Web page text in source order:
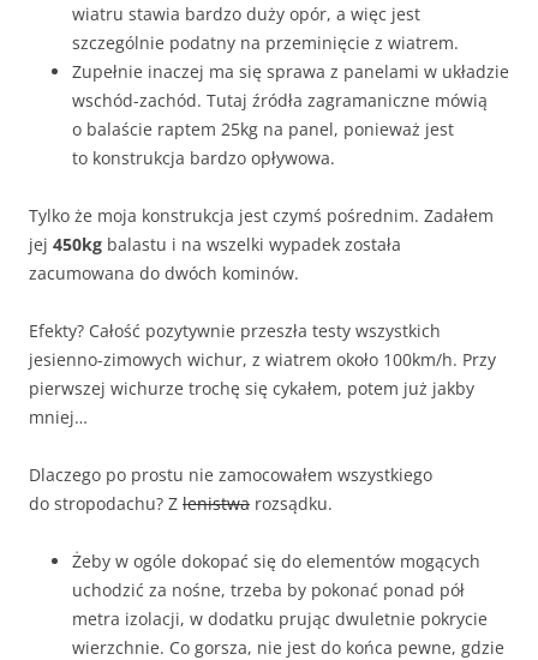
wiatru stawia bardzo duży opór, a więc jest
szczególnie podatny na przeminięcie z wiatrem.
Zupełnie inaczej ma się sprawa z panelami w układzie
wschód-zachód. Tutaj źródła zagramaniczne mówią
o balaście raptem 25kg na panel, ponieważ jest
to konstrukcja bardzo opływowa.
Tylko że moja konstrukcja jest czymś pośrednim. Zadałem
jej 450kg balastu i na wszelki wypadek została
zacumowana do dwóch kominów.
Efekty? Całość pozytywnie przeszła testy wszystkich
jesienno-zimowych wichur, z wiatrem około 100km/h. Przy
pierwszej wichurze trochę się cykałem, potem już jakby
mniej…
Dlaczego po prostu nie zamocowałem wszystkiego
do stropodachu? Z lenistwa rozsądku.
Żeby w ogóle dokopać się do elementów mogących
uchodzić za nośne, trzeba by pokonać ponad pół
metra izolacji, w dodatku prując dwuletnie pokrycie
wierzchnie. Co gorsza, nie jest do końca pewne, gdzie